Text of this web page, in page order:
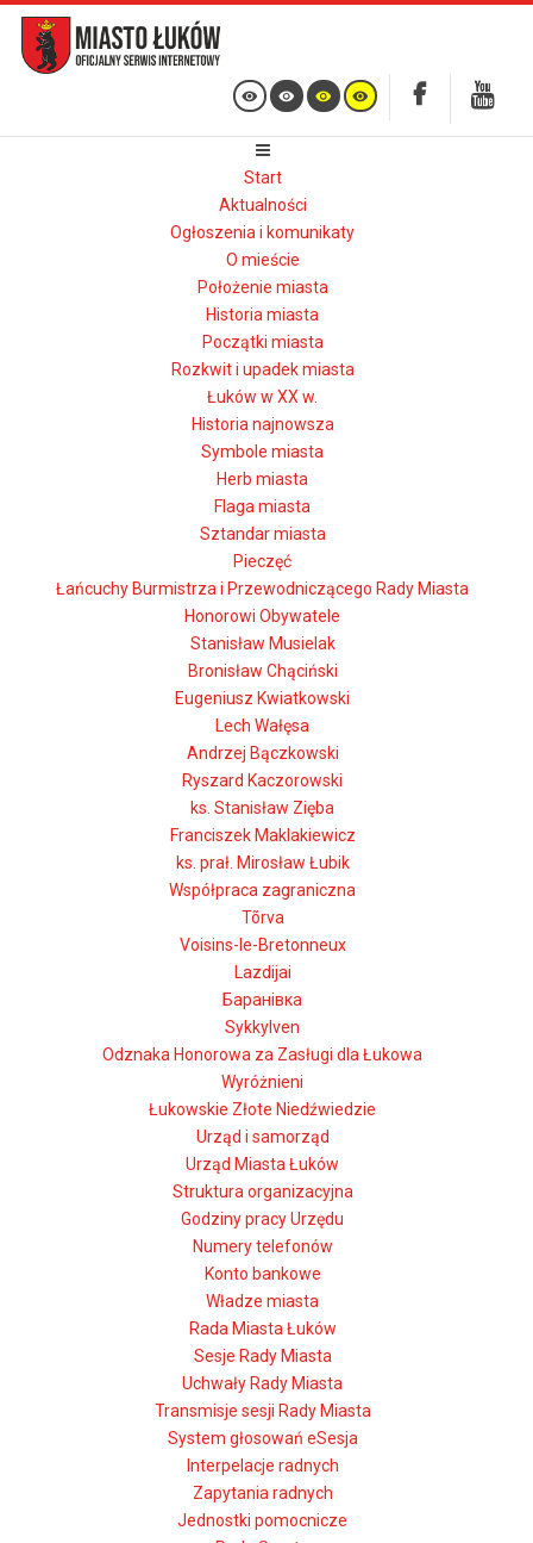
Start
Aktualności
Ogłoszenia i komunikaty
O mieście
Położenie miasta
Historia miasta
Początki miasta
Rozkwit i upadek miasta
Łuków w XX w.
Historia najnowsza
Symbole miasta
Herb miasta
Flaga miasta
Sztandar miasta
Pieczęć
Łańcuchy Burmistrza i Przewodniczącego Rady Miasta
Honorowi Obywatele
Stanisław Musielak
Bronisław Chąciński
Eugeniusz Kwiatkowski
Lech Wałęsa
Andrzej Bączkowski
Ryszard Kaczorowski
ks. Stanisław Zięba
Franciszek Maklakiewicz
ks. prał. Mirosław Łubik
Współpraca zagraniczna
Tõrva
Voisins-le-Bretonneux
Lazdijai
Баранівка
Sykkylven
Odznaka Honorowa za Zasługi dla Łukowa
Wyróżnieni
Łukowskie Złote Niedźwiedzie
Urząd i samorząd
Urząd Miasta Łuków
Struktura organizacyjna
Godziny pracy Urzędu
Numery telefonów
Konto bankowe
Władze miasta
Rada Miasta Łuków
Sesje Rady Miasta
Uchwały Rady Miasta
Transmisje sesji Rady Miasta
System głosowań eSesja
Interpelacje radnych
Zapytania radnych
Jednostki pomocnicze